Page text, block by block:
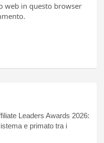
web in questo browser
Leaders Awards 2026:
e primato tra i